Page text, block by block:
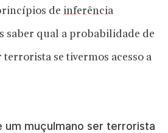
de inferência
saber qual a probabilidade de
se tivermos acesso a
um muçulmano ser terrorista